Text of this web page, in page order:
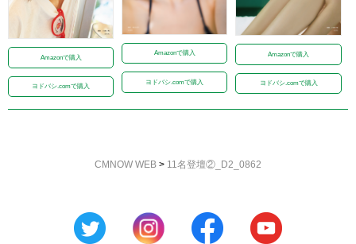
Amazonで購入
ヨドバシ.comで購入
Amazonで購入
ヨドバシ.comで購入
Amazonで購入
ヨドバシ.comで購入
CMNOW WEB > 11名登壇②_D2_0862